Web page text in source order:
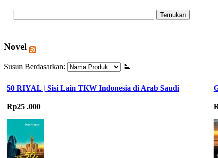
Novel
Susun Berdasarkan:
50 RIYAL | Sisi Lain TKW Indonesia di Arab Saudi
Rp25 .000